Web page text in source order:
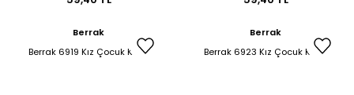
Berrak
Berrak 6919 Kız Çocuk Külot
Berrak
Berrak 6923 Kız Çocuk Külot